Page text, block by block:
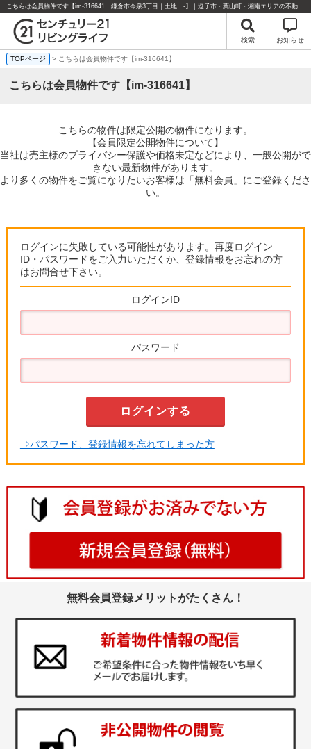
こちらは会員物件です【im-316641｜鎌倉市今泉3丁目｜土地｜-】｜逗子市・葉山町・湘南エリアの不動産のことならセンチュリー21リビングライフにお任せください！
検索 お知らせ
TOPページ > こちらは会員物件です【im-316641】
こちらは会員物件です【im-316641】
こちらの物件は限定公開の物件になります。
【会員限定公開物件について】
当社は売主様のプライバシー保護や価格未定などにより、一般公開がで
きない最新物件があります。
より多くの物件をご覧になりたいお客様は「無料会員」にご登録くださ
い。
ログインに失敗している可能性があります。再度ログイン
ID・パスワードをご入力いただくか、登録情報をお忘れの方
はお問合せ下さい。
ログインID
パスワード
⇒パスワード、登録情報を忘れてしまった方
無料会員登録メリットがたくさん！